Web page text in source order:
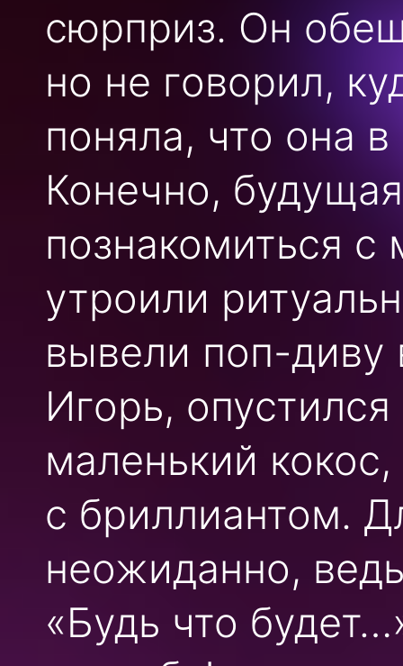
сюрприз. Он
но не говорил,
поняла, что она
Конечно,
познакомиться
утроили
вывели поп-
Игорь,
маленький
с бриллиантом.
неожиданно,
«Будь что